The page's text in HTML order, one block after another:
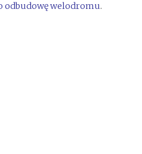
odbudowę welodromu.